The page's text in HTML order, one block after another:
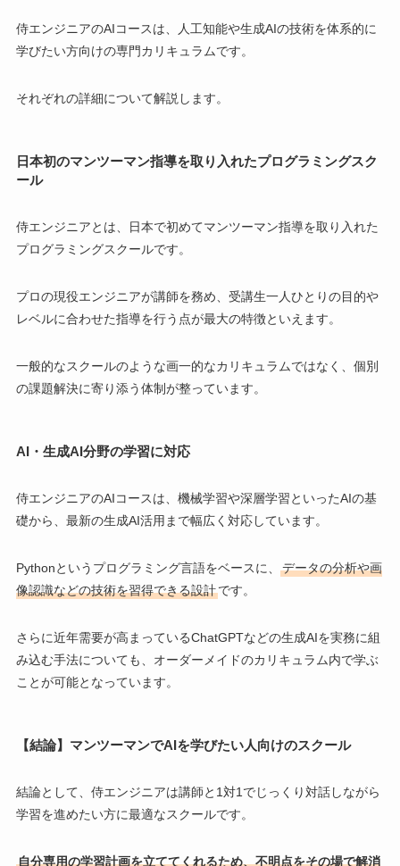
侍エンジニアのAIコースは、人工知能や生成AIの技術を体系的に
学びたい方向けの専門カリキュラムです。
それぞれの詳細について解説します。
日本初のマンツーマン指導を取り入れたプログラミングスク
ール
侍エンジニアとは、日本で初めてマンツーマン指導を取り入れた
プログラミングスクールです。
プロの現役エンジニアが講師を務め、受講生一人ひとりの目的や
レベルに合わせた指導を行う点が最大の特徴といえます。
一般的なスクールのような画一的なカリキュラムではなく、個別
の課題解決に寄り添う体制が整っています。
AI・生成AI分野の学習に対応
侍エンジニアのAIコースは、機械学習や深層学習といったAIの基
礎から、最新の生成AI活用まで幅広く対応しています。
Pythonというプログラミング言語をベースに、
データの分析や画
像認識などの技術を習得できる設計です。
さらに近年需要が高まっているChatGPTなどの生成AIを実務に組
み込む手法についても、オーダーメイドのカリキュラム内で学ぶ
ことが可能となっています。
【結論】マンツーマンでAIを学びたい人向けのスクール
結論として、侍エンジニアは講師と1対1でじっくり対話しながら
学習を進めたい方に最適なスクールです。
自分専用の学習計画を立ててくれるため、不明点をその場で解消